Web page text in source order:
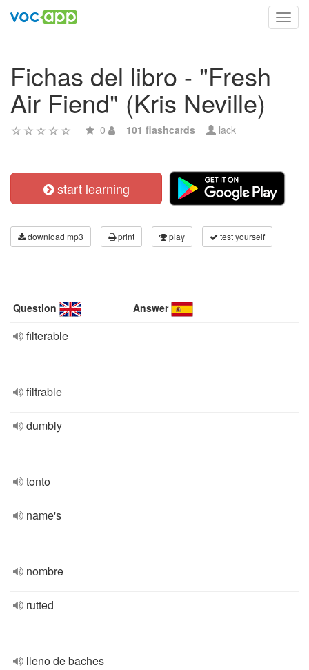
Fichas del libro - "Fresh
Air Fiend" (Kris Neville)
0 101 flashcards lack
start learning
download mp3 print play test yourself
Question Answer
filterable
filtrable
dumbly
tonto
name's
nombre
rutted
lleno de baches